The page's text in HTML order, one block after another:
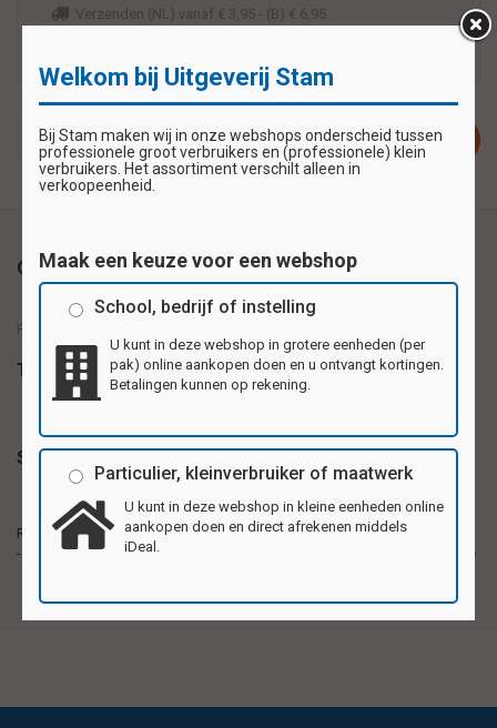
Verzenden (NL) vanaf € 3,95 - (B) € 6,95
Plaats in winkelwagen
Omschrijving
Reuzewenskaart serie 11050 - getekende apen met HG
Tags
Specificaties
Reuzewenskaarten
- formaat A4
Reuzewenskaarten van stevig karton, formaat
20,5x29,5cm (A4). Per pak 4 verschillende motieven.
Ook als verjaardags, bedank- of uitnodigingskaart te
Welkom bij Uitgeverij Stam
Bij Stam maken wij in onze webshops onderscheid tussen
professionele groot verbruikers en (professionele) klein
verbruikers. Het assortiment verschilt alleen in
verkoopeenheid.
Maak een keuze voor een webshop
School, bedrijf of instelling
U kunt in deze webshop in grotere eenheden (per
pak) online aankopen doen en u ontvangt kortingen.
Betalingen kunnen op rekening.
Particulier, kleinverbruiker of maatwerk
U kunt in deze webshop in kleine eenheden online
aankopen doen en direct afrekenen middels
iDeal.